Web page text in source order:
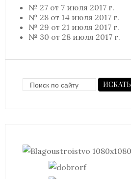
№ 27 от 7 июля 2017 г.
№ 28 от 14 июля 2017 г.
№ 29 от 21 июля 2017 г.
№ 30 от 28 июля 2017 г.
ИСКАТЬ